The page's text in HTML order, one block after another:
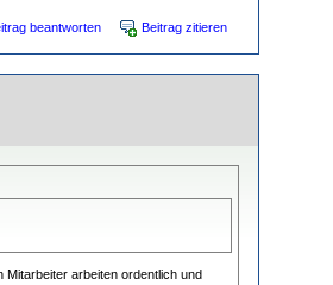
beantworten Beitrag zitieren
arbeiten ordentlich und